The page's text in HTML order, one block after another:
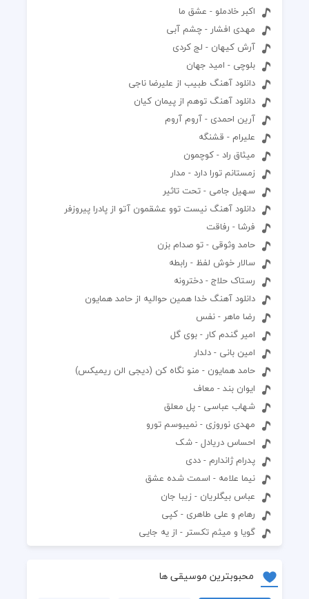
اکبر خادملو - عشق ما
مهدی افشار - چشم آبی
آرش کیهان - لج کردی
بلوچی - امید جهان
دانلود آهنگ طبیب از علیرضا ناجی
دانلود آهنگ توهم از پیمان کیان
آرین احمدی - آروم آروم
علیرام - قشنگه
میثاق راد - کوچمون
زمستانم تورا دارد - مدار
سهیل جامی - تحت تاثیر
دانلود آهنگ نیست توو عشقمون آتو از پادرا پیروزفر
فرشا - رفاقت
حامد وثوقی - تو صدام بزن
سالار خوش لفظ - رابطه
رستاک حلاج - دخترونه
دانلود آهنگ خدا همین حوالیه از حامد همایون
رضا ماهر - نفس
امیر گندم کار - بوی گل
امین بانی - دلدار
حامد همایون - منو نگاه کن (دیجی الن ریمیکس)
ایوان بند - معاف
شهاب عباسی - پل معلق
مهدی نوروزی - نمیبوسم تورو
احساس دریادل - شک
پدرام ژاندارم - ددی
نیما علامه - اسمت شده عشق
عباس بیگلریان - زیبا جان
رهام و علی طاهری - کپی
گویا و میثم تکستر - از یه جایی
محبوبترین موسیقی ها